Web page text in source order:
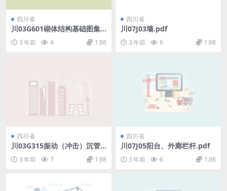
四川省
川03G601砌体结构基础图集.
3 年前 4 1.98
四川省
川07J03墙.pdf
3 年前 6 1.98
四川省
川03G315振动（冲击）沉管
灌注桩图集四川BDJT20-12.p
df 3 年前 7 1.98
四川省
川07J05阳台、外廊栏杆.pdf
3 年前 6 1.98